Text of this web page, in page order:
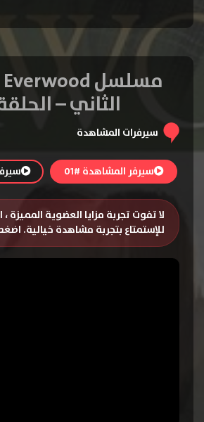
الثاني – الحلقة
سيرفرات المشاهدة
سيرفر المشاهدة #01
لا تفوت تجربة مزايا العضوية المميزة ،
للإستمتاع بتجربة مشاهدة خيالية.